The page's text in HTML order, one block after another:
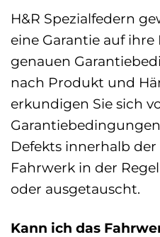
H&R Spezialfedern
eine Garantie auf ihre
genauen
nach Produkt und
erkundigen Sie sich
Defekts innerhalb
Fahrwerk in der
oder ausgetauscht.
Kann ich das